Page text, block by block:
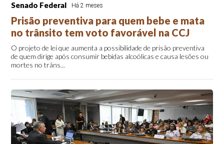
Senado Federal Há 2 meses
Prisão preventiva para quem bebe e mata
no trânsito tem voto favorável na CCJ
O projeto de lei que aumenta a possibilidade de prisão preventiva
de quem dirige após consumir bebidas alcoólicas e causa lesões ou
mortes no trâns...